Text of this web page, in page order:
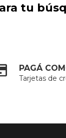
tu
PAGÁ
Tarjetas de